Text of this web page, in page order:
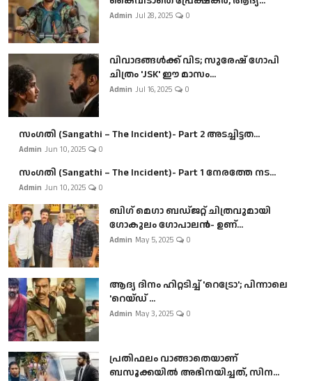
Admin Jul 28, 2025 0
വിവാദങ്ങൾക്ക് വിട; സുരേഷ് ഗോപി
ചിത്രം 'JSK' ഈ മാസം...
Admin Jul 16, 2025 0
സംഗതി (Sangathi – The Incident)- Part 2 അടച്ചിട്ടത...
Admin Jun 10, 2025 0
സംഗതി (Sangathi – The Incident)- Part 1 നേരത്തേ നട...
Admin Jun 10, 2025 0
ബി​ഗ് മെഗാ ബഡ്ജറ്റ് ചിത്രവുമായി
ഗോകുലം ഗോപാലൻ- ഉണ്...
Admin May 5, 2025 0
ആദ്യ ദിനം ഹിറ്റടിച്ച് 'റെട്രോ'; പിന്നാലെ
'റെയ്ഡ് ...
Admin May 3, 2025 0
പ്രതിഫലം വാങ്ങാതെയാണ്
ബസൂക്കയില്‍ അഭിനയിച്ചത്, സിന...